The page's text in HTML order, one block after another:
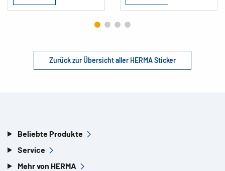
Zurück zur Übersicht aller HERMA Sticker
Beliebte Produkte
Service
Mehr von HERMA